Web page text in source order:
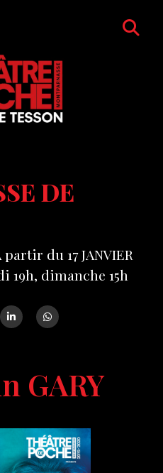
DE
partir du 17 JANVIER
19h, dimanche 15h
GARY